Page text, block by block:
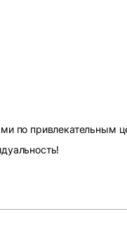
по привлекательным